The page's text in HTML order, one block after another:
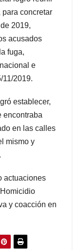
concretar
2019,
acusados
fuga,
e
11/2019.
establecer,
encontraba
en las calles
mismo y
actuaciones
y coacción en